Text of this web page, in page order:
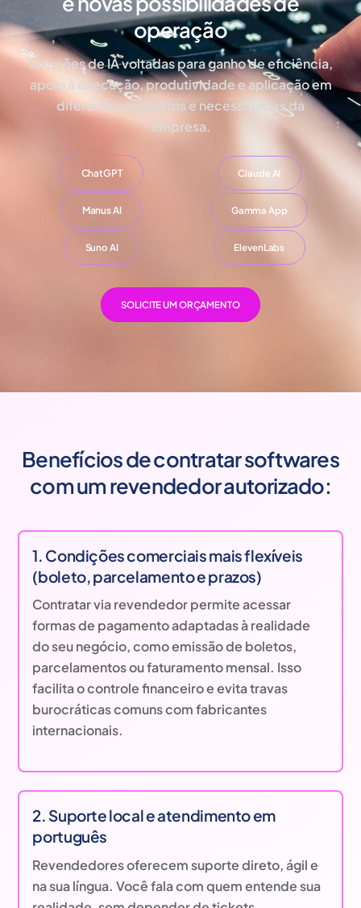
operação
Soluções de IA voltadas para ganho de eficiência,
apoio à execução, produtividade e aplicação em
diferentes contextos e necessidades da
empresa.
ChatGPT Claude AI
Manus AI Gamma App
Suno AI ElevenLabs
SOLICITE UM ORÇAMENTO
Benefícios de contratar softwares
com um revendedor autorizado:
1. Condições comerciais mais flexíveis
(boleto, parcelamento e prazos)
Contratar via revendedor permite acessar
formas de pagamento adaptadas à realidade
do seu negócio, como emissão de boletos,
parcelamentos ou faturamento mensal. Isso
facilita o controle financeiro e evita travas
burocráticas comuns com fabricantes
internacionais.
2. Suporte local e atendimento em
português
Revendedores oferecem suporte direto, ágil e
na sua língua. Você fala com quem entende sua